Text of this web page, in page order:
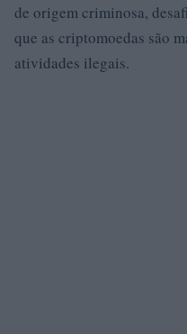
de origem criminosa,
que as criptomoedas são
atividades ilegais.